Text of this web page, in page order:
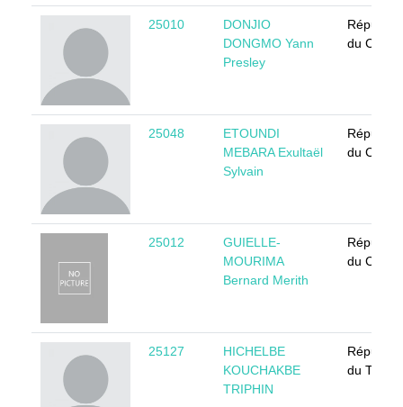
25010
DONJIO
DONGMO Yann
Presley
du
25048
ETOUNDI
MEBARA Exultaël
Sylvain
du
25012
GUIELLE-
MOURIMA
Bernard Merith
du Congo
25127
HICHELBE
KOUCHAKBE
TRIPHIN
du Tchad